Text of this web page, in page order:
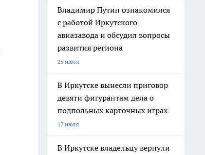
Владимир Путин ознакомился
с работой Иркутского
авиазавода и обсудил вопросы
развития региона
25 июля
В Иркутске вынесли приговор
девяти фигурантам дела о
подпольных карточных играх
17 июля
В Иркутске владельцу вернули